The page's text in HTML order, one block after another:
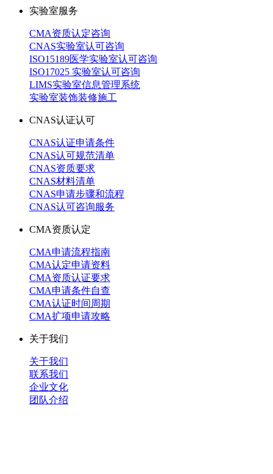
实验室服务
CMA资质认定咨询
CNAS实验室认可咨询
ISO15189医学实验室认可咨询
ISO17025 实验室认可咨询
LIMS实验室信息管理系统
实验室装饰装修施工
CNAS认证认可
CNAS认证申请条件
CNAS认可规范清单
CNAS资质要求
CNAS材料清单
CNAS申请步骤和流程
CNAS认可咨询服务
CMA资质认定
CMA申请流程指南
CMA认定申请资料
CMA资质认证要求
CMA申请条件自查
CMA认证时间周期
CMA扩项申请攻略
关于我们
关于我们
联系我们
企业文化
团队介绍